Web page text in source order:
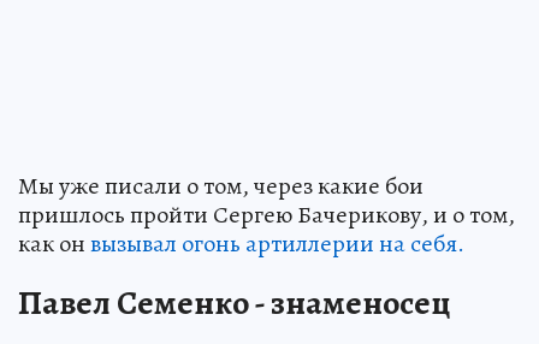
Мы уже писали о том, через какие бои
пришлось пройти Сергею Бачерикову, и о том,
как онвызывал огонь артиллерии на себя.
Павел Семенко - знаменосец